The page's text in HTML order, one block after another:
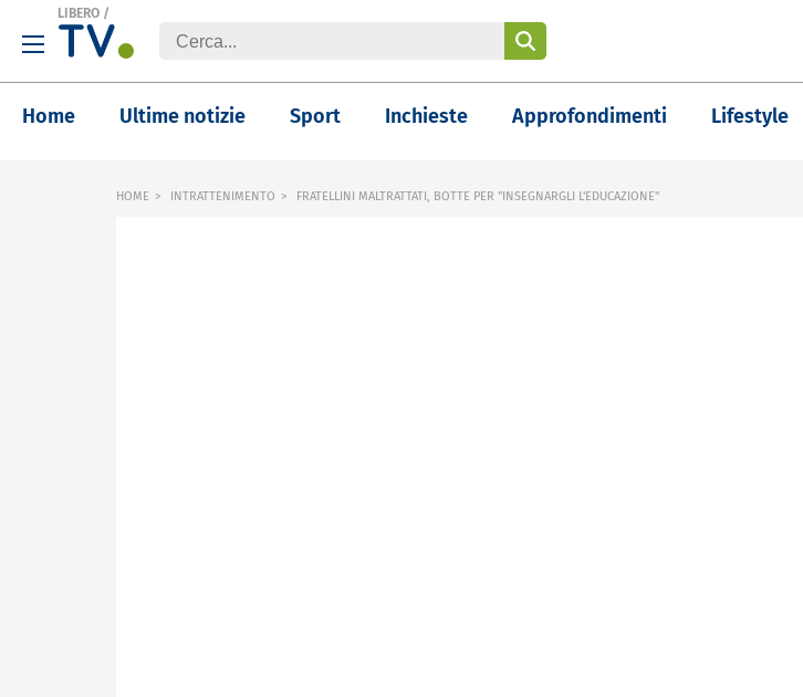
LIBERO /
Home Ultime notizie Sport Inchieste Approfondimenti Lifestyle
HOME INTRATTENIMENTO FRATELLINI MALTRATTATI, BOTTE PER "INSEGNARGLI L'EDUCAZIONE"